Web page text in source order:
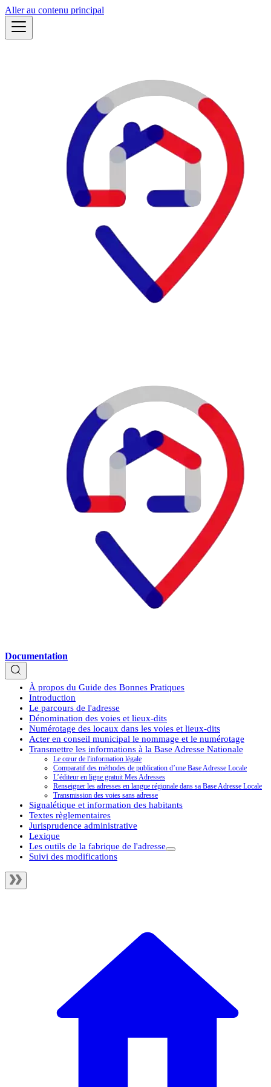
Aller au contenu principal
Documentation
À propos du Guide des Bonnes Pratiques
Introduction
Le parcours de l'adresse
Dénomination des voies et lieux-dits
Numérotage des locaux dans les voies et lieux-dits
Acter en conseil municipal le nommage et le numérotage
Transmettre les informations à la Base Adresse Nationale
Le cœur de l'information légale
Comparatif des méthodes de publication d’une Base Adresse Locale
L’éditeur en ligne gratuit Mes Adresses
Renseigner les adresses en langue régionale dans sa Base Adresse Locale
Transmission des voies sans adresse
Signalétique et information des habitants
Textes règlementaires
Jurisprudence administrative
Lexique
Les outils de la fabrique de l'adresse
Suivi des modifications